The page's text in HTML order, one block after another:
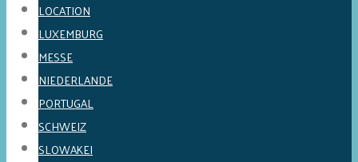
LOCATION
LUXEMBURG
MESSE
NIEDERLANDE
PORTUGAL
SCHWEIZ
SLOWAKEI